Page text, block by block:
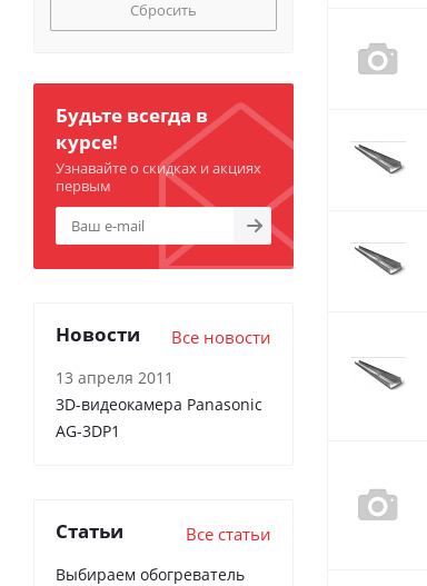
Сбросить
Будьте всегда в
курсе!
Узнавайте о скидках и акциях
первым
Новости Все новости
13 апреля 2011
3D-видеокамера Panasonic
AG-3DP1
Статьи Все статьи
Выбираем обогреватель